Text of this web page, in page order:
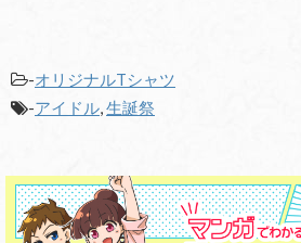
-オリジナルTシャツ
-アイドル,生誕祭